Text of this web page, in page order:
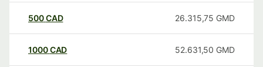
500CAD 26.315,75 GMD
1000CAD 52.631,50 GMD